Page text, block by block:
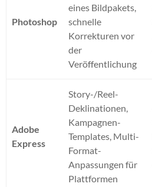
Photoshop
eines Bildpakets,
schnelle
Korrekturen vor
der
Veröffentlichung
Adobe
Express
Story-/Reel-
Deklinationen,
Kampagnen-
Templates, Multi-
Format-
Anpassungen für
Plattformen